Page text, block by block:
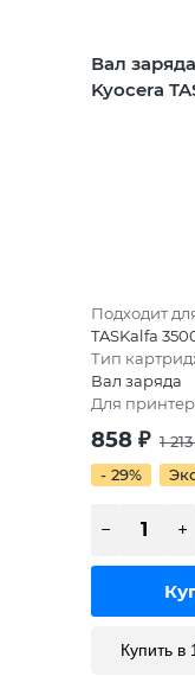
Вал
Kyocera
Подходит
TASKalfa
Тип
Вал заряда
Для
858 ₽ 1
- 29%
Купить в